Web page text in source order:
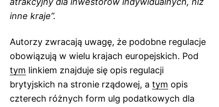
inne kraje”.
Autorzy zwracają uwagę, że podobne regulacje
obowiązują w wielu krajach europejskich. Pod
tym linkiem znajduje się opis regulacji
brytyjskich na stronie rządowej, a tym opis
czterech różnych form ulg podatkowych dla